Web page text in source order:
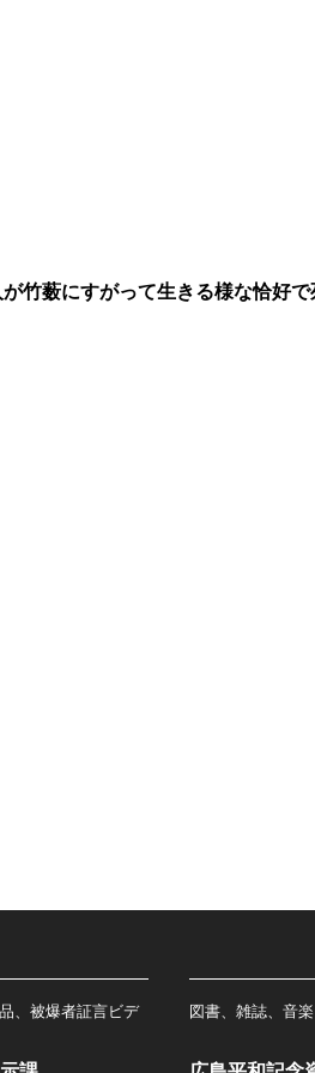
竹薮にすがって生きる様な恰好で
、被爆者証言ビデ
図書、雑誌、音